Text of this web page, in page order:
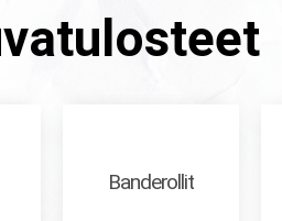
Banderollit